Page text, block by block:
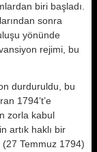
biri başladı.
sonra
yönünde
rejimi, bu
durduruldu, bu
1794’t’e
zorla kabul
artık haklı bir
(27 Temmuz 1794)